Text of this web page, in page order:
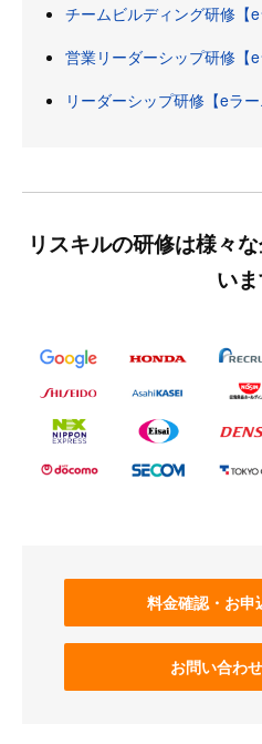
チームビルディング研修【e
営業リーダーシップ研修【e
リーダーシップ研修【eラー
リスキルの研修は様々
い
料金確認・お申
お問い合わ